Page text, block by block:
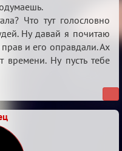
Что тут голословно
Ну давай я почитаю
и его оправдали. Ах
времени. Ну пусть тебе